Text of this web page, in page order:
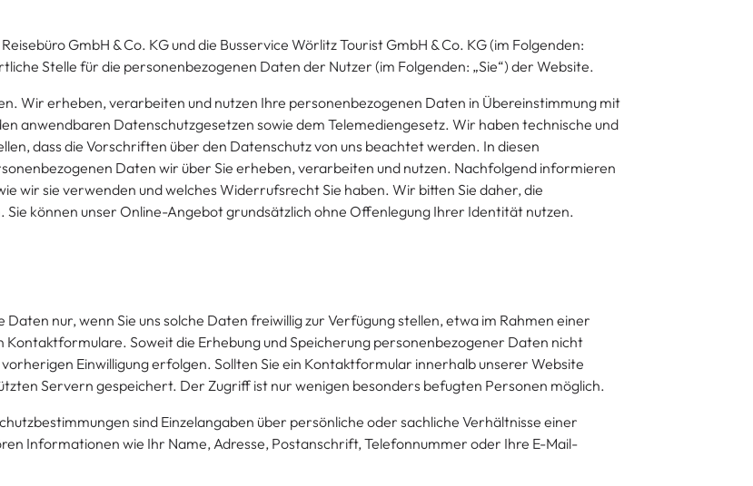
GmbH & Co. KG und die Busservice Wörlitz Tourist GmbH & Co. KG (im Folgenden:
Stelle für die personenbezogenen Daten der Nutzer (im Folgenden: „Sie“) der Website.
Wir erheben, verarbeiten und nutzen Ihre personenbezogenen Daten in Übereinstimmung mit
anwendbaren Datenschutzgesetzen sowie dem Telemediengesetz. Wir haben technische und
dass die Vorschriften über den Datenschutz von uns beachtet werden. In diesen
Daten wir über Sie erheben, verarbeiten und nutzen. Nachfolgend informieren
wir sie verwenden und welches Widerrufsrecht Sie haben. Wir bitten Sie daher, die
können unser Online-Angebot grundsätzlich ohne Offenlegung Ihrer Identität nutzen.
nur, wenn Sie uns solche Daten freiwillig zur Verfügung stellen, etwa im Rahmen einer
Soweit die Erhebung und Speicherung personenbezogener Daten nicht
Einwilligung erfolgen. Sollten Sie ein Kontaktformular innerhalb unserer Website
Servern gespeichert. Der Zugriff ist nur wenigen besonders befugten Personen möglich.
sind Einzelangaben über persönliche oder sachliche Verhältnisse einer
Informationen wie Ihr Name, Adresse, Postanschrift, Telefonnummer oder Ihre E-Mail-